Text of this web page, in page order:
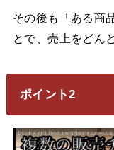
その後も「ある商
とで、売上をどん
ポイント2